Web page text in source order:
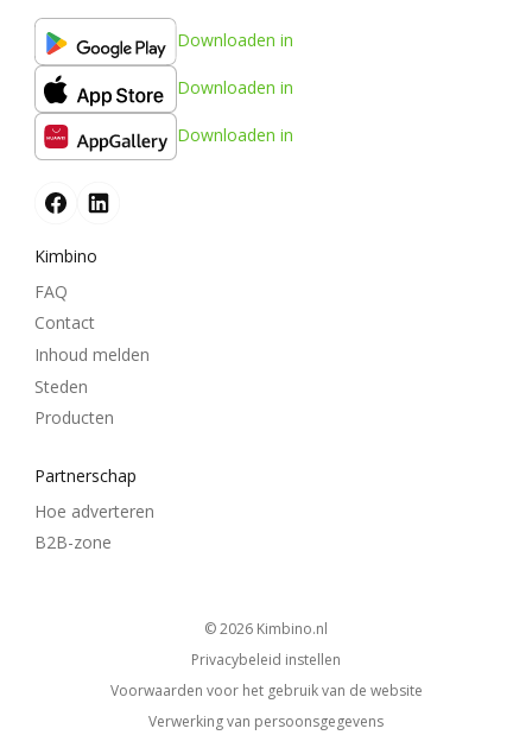
Downloaden in
Downloaden in
Downloaden in
Kimbino
FAQ
Contact
Inhoud melden
Steden
Producten
Partnerschap
Hoe adverteren
B2B-zone
© 2026
kimbino.nl
Privacybeleid instellen
Voorwaarden voor het gebruik van de website
Verwerking van persoonsgegevens